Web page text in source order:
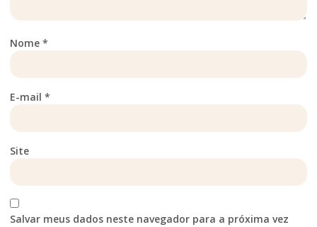
Nome *
E-mail *
Site
Salvar meus dados neste navegador para a próxima vez